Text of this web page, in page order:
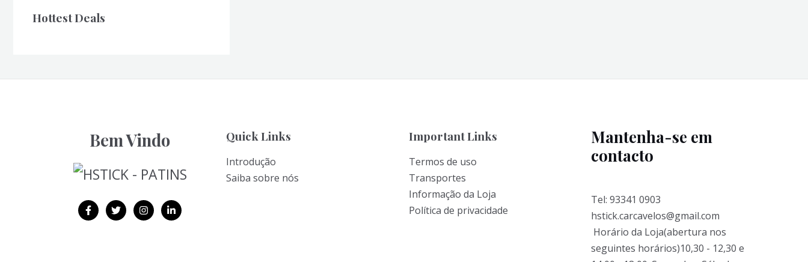
Hottest Deals
Bem Vindo Quick Links
Introdução
Saiba sobre nós
Important Links
Termos de uso
Transportes
Informação da Loja
Política de privacidade
Mantenha-se em
contacto
Tel: 93341 0903
hstick.carcavelos@gmail.com
Horário da Loja(abertura nos
seguintes horários)10,30 - 12,30 e